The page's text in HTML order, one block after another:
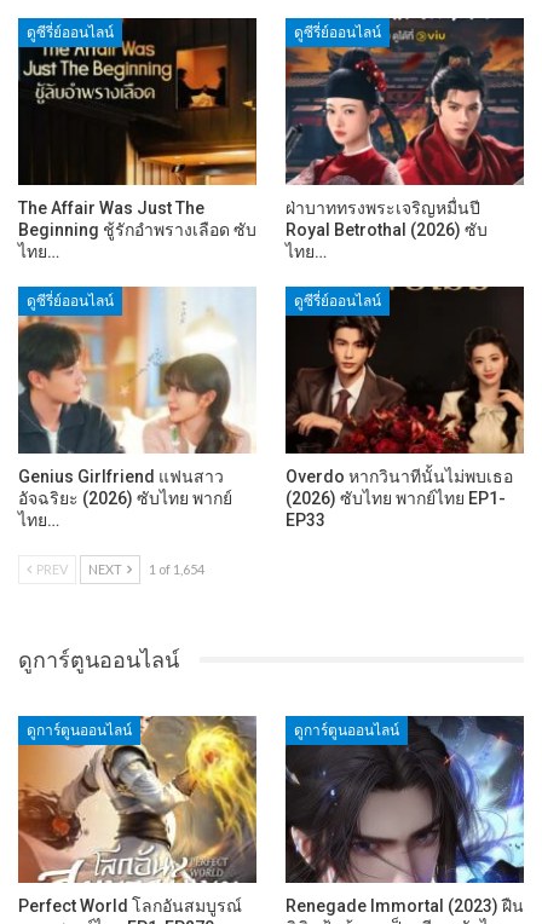
ดูซีรี่ย์ออนไลน์
The Affair Was Just The
Beginning ชู้รักอำพรางเลือด ซับ
ไทย…
ดูซีรี่ย์ออนไลน์
ฝ่าบาททรงพระเจริญหมื่นปี
Royal Betrothal (2026) ซับ
ไทย…
ดูซีรี่ย์ออนไลน์
Genius Girlfriend แฟนสาว
อัจฉริยะ (2026) ซับไทย พากย์
ไทย…
ดูซีรี่ย์ออนไลน์
Overdo หากวินาทีนั้นไม่พบเธอ
(2026) ซับไทย พากย์ไทย EP1-
EP33
PREV NEXT 1 of 1,654
ดูการ์ตูนออนไลน์
ดูการ์ตูนออนไลน์
Perfect World โลกอันสมบูรณ์
ดูการ์ตูนออนไลน์
Renegade Immortal (2023) ฝืน